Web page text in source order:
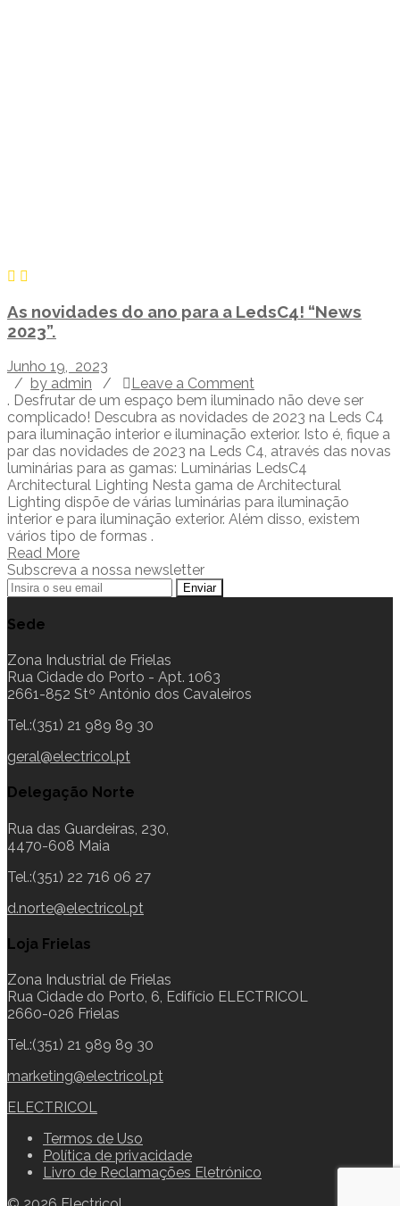
As novidades do ano para a LedsC4! “News
2023”.
Junho 19, 2023
/ by admin /
Leave a Comment
. Desfrutar de um espaço bem iluminado não deve ser
complicado! Descubra as novidades de 2023 na Leds C4
para iluminação interior e iluminação exterior. Isto é, fique a
par das novidades de 2023 na Leds C4, através das novas
luminárias para as gamas: Luminárias LedsC4
Architectural Lighting Nesta gama de Architectural
Lighting dispõe de várias luminárias para iluminação
interior e para iluminação exterior. Além disso, existem
vários tipo de formas .
Read More
Subscreva a nossa newsletter
Sede
Zona Industrial de Frielas
Rua Cidade do Porto - Apt. 1063
2661-852 Stº António dos Cavaleiros
Tel.:(351) 21 989 89 30
geral@electricol.pt
Delegação Norte
Rua das Guardeiras, 230,
4470-608 Maia
Tel.:(351) 22 716 06 27
d.norte@electricol.pt
Loja Frielas
Zona Industrial de Frielas
Rua Cidade do Porto, 6, Edifício ELECTRICOL
2660-026 Frielas
Tel.:(351) 21 989 89 30
marketing@electricol.pt
ELECTRICOL
Termos de Uso
Política de privacidade
Livro de Reclamações Eletrónico